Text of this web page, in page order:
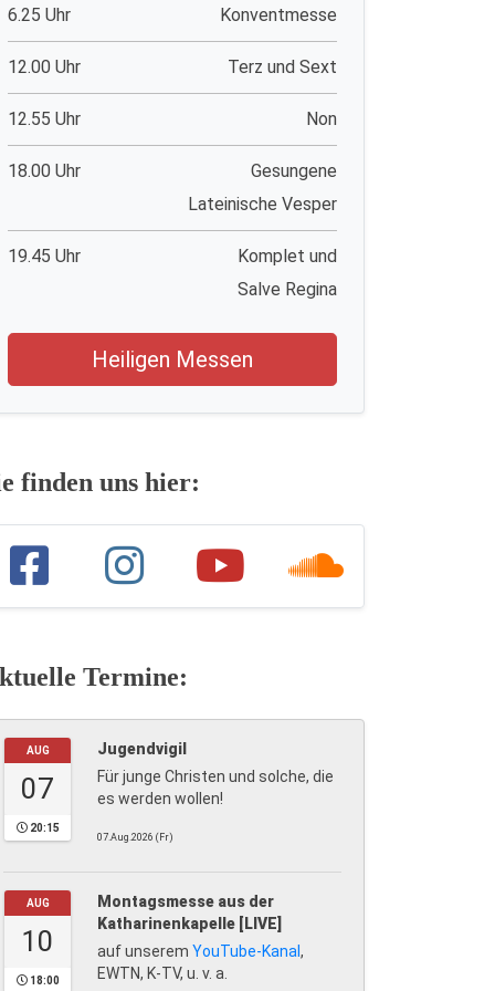
6.25 Uhr Konventmesse
12.00 Uhr Terz und Sext
12.55 Uhr Non
18.00 Uhr
Gesungene
Lateinische Vesper
19.45 Uhr
Komplet und
Salve Regina
Heiligen Messen
finden uns hier:
Termine:
AUG
07
20:15
Jugendvigil
Für junge Christen und solche, die
es werden wollen!
07.Aug.2026 (Fr)
AUG
10
18:00
Montagsmesse aus der
Katharinenkapelle [LIVE]
auf unserem YouTube-Kanal ,
EWTN, K-TV, u. v. a.